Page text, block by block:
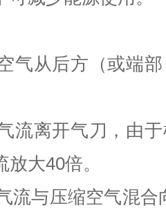
从后方（或端部
离开气刀，由于
大40倍。
与压缩空气混合